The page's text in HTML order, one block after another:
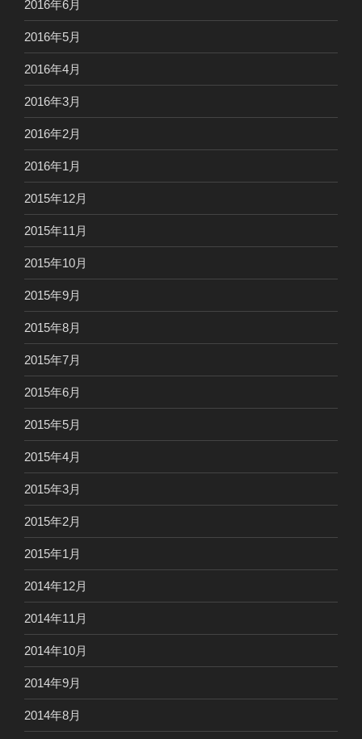
2016年6月
2016年5月
2016年4月
2016年3月
2016年2月
2016年1月
2015年12月
2015年11月
2015年10月
2015年9月
2015年8月
2015年7月
2015年6月
2015年5月
2015年4月
2015年3月
2015年2月
2015年1月
2014年12月
2014年11月
2014年10月
2014年9月
2014年8月